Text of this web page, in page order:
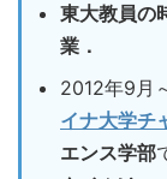
東大教員の
業．
2012年9月
イナ大学チ
エンス学部